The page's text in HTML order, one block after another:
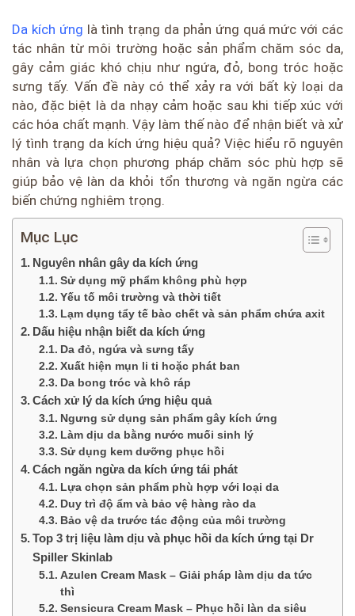
Da kích ứng là tình trạng da phản ứng quá mức với các
tác nhân từ môi trường hoặc sản phẩm chăm sóc da,
gây cảm giác khó chịu như ngứa, đỏ, bong tróc hoặc
sưng tấy. Vấn đề này có thể xảy ra với bất kỳ loại da
nào, đặc biệt là da nhạy cảm hoặc sau khi tiếp xúc với
các hóa chất mạnh. Vậy làm thế nào để nhận biết và xử
lý tình trạng da kích ứng hiệu quả? Việc hiểu rõ nguyên
nhân và lựa chọn phương pháp chăm sóc phù hợp sẽ
giúp bảo vệ làn da khỏi tổn thương và ngăn ngừa các
biến chứng nghiêm trọng.
Mục Lục
Nguyên nhân gây da kích ứng
Sử dụng mỹ phẩm không phù hợp
Yếu tố môi trường và thời tiết
Lạm dụng tẩy tế bào chết và sản phẩm chứa axit
Dấu hiệu nhận biết da kích ứng
Da đỏ, ngứa và sưng tấy
Xuất hiện mụn li ti hoặc phát ban
Da bong tróc và khô ráp
Cách xử lý da kích ứng hiệu quả
Ngưng sử dụng sản phẩm gây kích ứng
Làm dịu da bằng nước muối sinh lý
Sử dụng kem dưỡng phục hồi
Cách ngăn ngừa da kích ứng tái phát
Lựa chọn sản phẩm phù hợp với loại da
Duy trì độ ẩm và bảo vệ hàng rào da
Bảo vệ da trước tác động của môi trường
Top 3 trị liệu làm dịu và phục hồi da kích ứng tại Dr
Spiller Skinlab
Azulen Cream Mask – Giải pháp làm dịu da tức
thì
Sensicura Cream Mask – Phục hồi làn da siêu